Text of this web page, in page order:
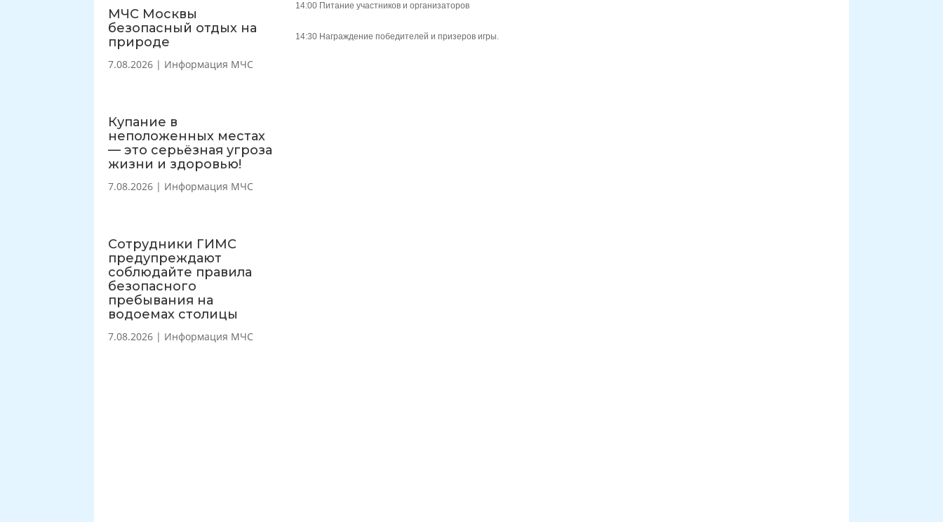
МЧС Москвы
безопасный отдых на
природе
7.08.2026 | Информация МЧС
Купание в
неположенных местах
— это серьёзная угроза
жизни и здоровью!
7.08.2026 | Информация МЧС
Сотрудники ГИМС
предупреждают
соблюдайте правила
безопасного
пребывания на
водоемах столицы
7.08.2026 | Информация МЧС
14:00 Питание участников и организаторов
14:30 Награждение победителей и призеров игры.